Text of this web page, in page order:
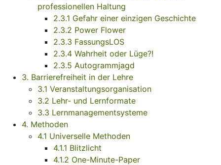
professionellen Haltung
2.3.1 Gefahr einer einzigen Geschichte
2.3.2 Power Flower
2.3.3 FassungsLOS
2.3.4 Wahrheit oder Lüge?!
2.3.5 Autogrammjagd
3. Barrierefreiheit in der Lehre
3.1 Veranstaltungsorganisation
3.2 Lehr- und Lernformate
3.3 Lernmanagementsysteme
4. Methoden
4.1 Universelle Methoden
4.1.1 Blitzlicht
4.1.2 One-Minute-Paper